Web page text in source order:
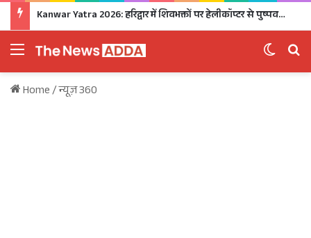
Kanwar Yatra 2026: हरिद्वार में शिवभक्तों पर हेलीकॉप्टर से पुष्पवर्षा, CM धामी ने धोए कांवड़ियों के चरण, अपने हाथों से परोसा भोजन
Menu
Home/न्यूज़ 360